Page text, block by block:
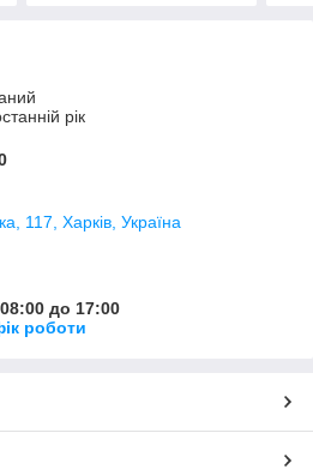
рік
117, Харків, Україна
до 17:00
роботи